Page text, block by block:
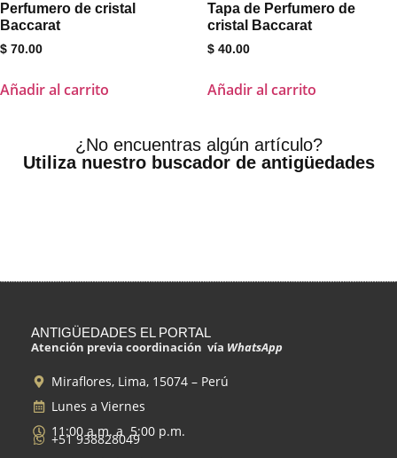
Perfumero de cristal
Baccarat
$ 70.00
Añadir al carrito
Tapa de Perfumero de
cristal Baccarat
$ 40.00
Añadir al carrito
¿No encuentras algún artículo?
Utiliza nuestro buscador de antigüedades
ANTIGÜEDADES EL PORTAL
Atención previa coordinación vía WhatsApp
Miraflores, Lima, 15074 – Perú
Lunes a Viernes
11:00 a.m. a 5:00 p.m.
+51 938828049